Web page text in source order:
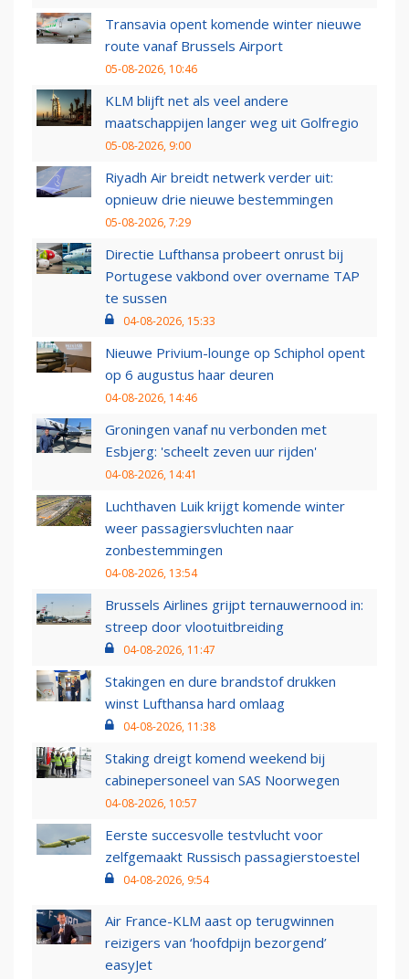
Transavia opent komende winter nieuwe
route vanaf Brussels Airport
05-08-2026, 10:46
KLM blijft net als veel andere
maatschappijen langer weg uit Golfregio
05-08-2026, 9:00
Riyadh Air breidt netwerk verder uit:
opnieuw drie nieuwe bestemmingen
05-08-2026, 7:29
Directie Lufthansa probeert onrust bij
Portugese vakbond over overname TAP
te sussen
04-08-2026, 15:33
Nieuwe Privium-lounge op Schiphol opent
op 6 augustus haar deuren
04-08-2026, 14:46
Groningen vanaf nu verbonden met
Esbjerg: 'scheelt zeven uur rijden'
04-08-2026, 14:41
Luchthaven Luik krijgt komende winter
weer passagiersvluchten naar
zonbestemmingen
04-08-2026, 13:54
Brussels Airlines grijpt ternauwernood in:
streep door vlootuitbreiding
04-08-2026, 11:47
Stakingen en dure brandstof drukken
winst Lufthansa hard omlaag
04-08-2026, 11:38
Staking dreigt komend weekend bij
cabinepersoneel van SAS Noorwegen
04-08-2026, 10:57
Eerste succesvolle testvlucht voor
zelfgemaakt Russisch passagierstoestel
04-08-2026, 9:54
Air France-KLM aast op terugwinnen
reizigers van ‘hoofdpijn bezorgend’
easyJet